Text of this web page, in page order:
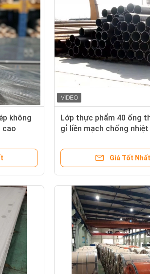
không
cao
Lớp thực phẩm 40 ống
gỉ liền mạch chống nhiệt
Giá Tốt Nhất